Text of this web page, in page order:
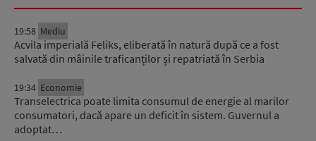
19:58 Mediu
Acvila imperială Feliks, eliberată în natură după ce a fost
salvată din mâinile traficanților și repatriată în Serbia
19:34 Economie
Transelectrica poate limita consumul de energie al marilor
consumatori, dacă apare un deficit în sistem. Guvernul a
adoptat…